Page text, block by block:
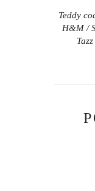
Teddy
H&M /